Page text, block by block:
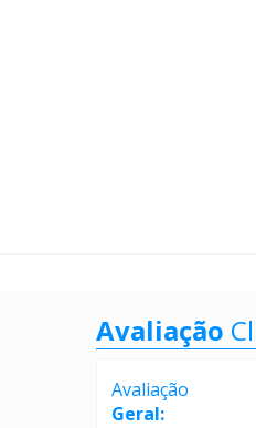
Avaliação
Avaliação
Geral: